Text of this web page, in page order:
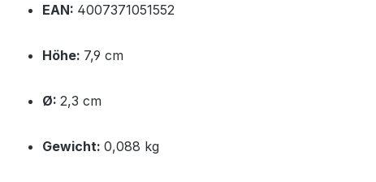
EAN: 4007371051552
Höhe: 7,9 cm
Ø: 2,3 cm
Gewicht: 0,088 kg